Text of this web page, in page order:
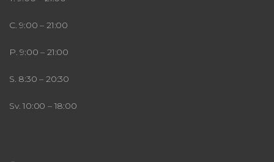
C. 9:00 – 21:00
P. 9:00 – 21:00
S. 8:30 – 20:30
Sv. 10:00 – 18:00